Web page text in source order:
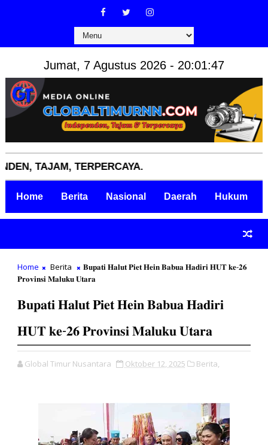
Jumat, 7 Agustus 2026 - 20:01:48
TERPERCAYA.
Home Berita Nasional Daerah Hukum
Home Berita
𝐁𝐮𝐩𝐚𝐭𝐢 𝐇𝐚𝐥𝐮𝐭 𝐏𝐢𝐞𝐭 𝐇𝐞𝐢𝐧 𝐁𝐚𝐛𝐮𝐚 𝐇𝐚𝐝𝐢𝐫𝐢 𝐇𝐔𝐓 𝐤𝐞-𝟐𝟔
𝐏𝐫𝐨𝐯𝐢𝐧𝐬𝐢 𝐌𝐚𝐥𝐮𝐤𝐮 𝐔𝐭𝐚𝐫𝐚
𝐁𝐮𝐩𝐚𝐭𝐢 𝐇𝐚𝐥𝐮𝐭 𝐏𝐢𝐞𝐭 𝐇𝐞𝐢𝐧 𝐁𝐚𝐛𝐮𝐚 𝐇𝐚𝐝𝐢𝐫𝐢
𝐇𝐔𝐓 𝐤𝐞-𝟐𝟔 𝐏𝐫𝐨𝐯𝐢𝐧𝐬𝐢 𝐌𝐚𝐥𝐮𝐤𝐮 𝐔𝐭𝐚𝐫𝐚
Global Timur Nusantara Oktober 12, 2025 Berita,